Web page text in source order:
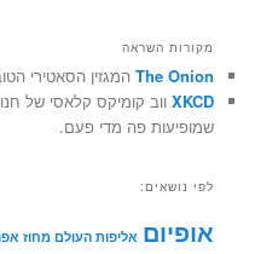
מקורות השראה
The Onion המגזין הסאטירי
XKCD ווב קומיקס קלאסי של
שמופיעות פה מדי פעם.
לפי נושאים:
אופיום אליפות העולם מחוז